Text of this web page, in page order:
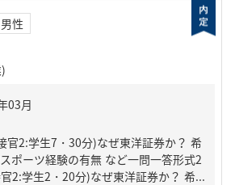
男性
官2:学生7・30分)なぜ東洋証券か？ 希
ポーツ経験の有無 など一問一答形式2
2:学生2・20分)なぜ東洋証券か？ 希...